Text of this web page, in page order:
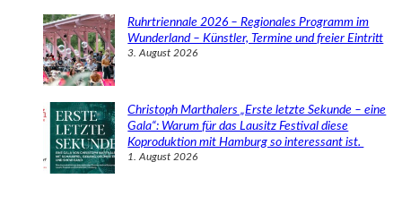
Ruhrtriennale 2026 – Regionales Programm im
Wunderland – Künstler, Termine und freier Eintritt
3. August 2026
Christoph Marthalers „Erste letzte Sekunde – eine
Gala“: Warum für das Lausitz Festival diese
Koproduktion mit Hamburg so interessant ist.
1. August 2026